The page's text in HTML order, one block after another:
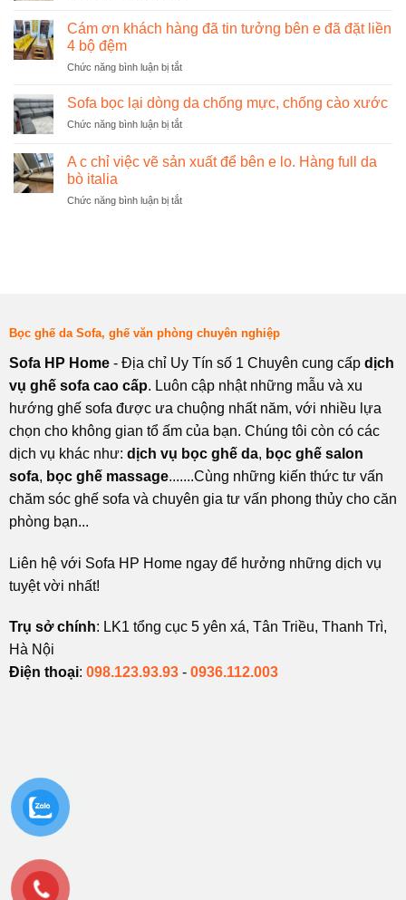
chị
Thương
K35
Mai
tại
chị
Long
Cám ơn khách hàng đã tin tưởng bên e đã đặt liền
4 bộ đệm
Chức năng bình luận bị tắtở
ơn
hàng
tin
e
Sofa bọc lại dòng da chống mực, chống cào xước
Chức năng bình luận bị tắtở
lại
da
A c chỉ việc vẽ sản xuất để bên e lo. Hàng full da
bò italia
Chức năng bình luận bị tắtở
bên
lo.
Hàng
da
bò
italia
Bọc ghế da Sofa, ghế văn phòng chuyên nghiệp
Sofa HP Home- Địa chỉ Uy Tín số 1 Chuyên cung cấp dịch
vụ ghế sofa cao cấp. Luôn cập nhật những mẫu và xu
hướng ghế sofa được ưa chuộng nhất năm, với nhiều lựa
chọn cho không gian tổ ấm của bạn. Chúng tôi còn có các
dịch vụ khác như: dịch vụ bọc ghế da, bọc ghế salon
sofa, bọc ghế massage.......Cùng những kiến thức tư vấn
chăm sóc ghế sofa và chuyên gia tư vấn phong thủy cho căn
phòng bạn...
Liên hệ với Sofa HP Home ngay để hưởng những dịch vụ
tuyệt vời nhất!
Trụ sở chính: LK1 tổng cục 5 yên xá, Tân Triều, Thanh Trì,
Hà Nội
Điện thoại: 098.123.93.93- 0936.112.003